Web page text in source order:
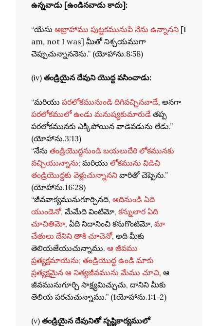
ఉన్నవాడు [ఉండినవాడు కాదు]:
“యేసు అబ్రాహాము పుట్టకమునుపే నేను ఉన్నానని [I
am, not I was] మీతో నిశ్చయముగా
చెప్పుచున్నాననెను.” (యోహాను.8:58)
(iv) తండ్రియైన దేవుని యొద్ద వసించాడు:
“మరియు పరలోకమునుండి దిగివచ్చినవాడే, అనగా
పరలోకములో ఉండు మనుష్యకుమారుడే తప్ప
పరలోకమునకు ఎక్కిపోయిన వాడెవడును లేడు.”
(యోహాను.3:13)
“నేను తండ్రియొద్దనుండి బయలుదేరి లోకమునకు
వచ్చియున్నాను; మరియు లోకమును విడిచి
తండ్రియొద్దకు వెళ్లుచున్నానని వారితో చెప్పెను.”
(యోహాను.16:28)
“జీవవాక్యమునుగూర్చినది, ఆదినుండి ఏది
యుండెనో, మేమేది వింటిమో, కన్నులార ఏది
చూచితిమో, ఏది నిదానించి కనుగొంటిమో, మా
చేతులు దేనిని తాకి చూచెనో, అది మీకు
తెలియజేయుచున్నాము. ఆ జీవము
ప్రత్యక్షమాయెను; తండ్రియొద్ద ఉండి మాకు
ప్రత్యక్షమైన ఆ నిత్యజీవమును మేము చూచి, ఆ
జీవమునుగూర్చి సాక్ష్యమిచ్చుచు, దానిని మీకు
తెలియ పరచుచున్నాము.” (1యోహాను.1:1-2)
(v) తండ్రియైన దేవునితో సృష్టికార్యములో